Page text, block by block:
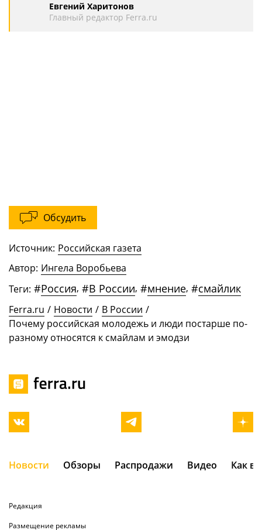
Евгений Харитонов
Главный редактор Ferra.ru
Обсудить
Источник: Российская газета
Автор: Ингела Воробьева
Теги: #Россия, #В России, #мнение, #смайлик
Ferra.ru / Новости / В России /
Почему российская молодежь и люди постарше по-
разному относятся к смайлам и эмодзи
Новости Обзоры Распродажи Видео Как
Редакция
Размещение рекламы